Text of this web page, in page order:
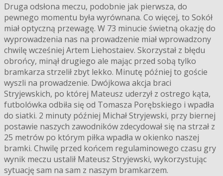
Druga odsłona meczu, podobnie jak pierwsza, do
pewnego momentu była wyrównana. Co więcej, to Sokół
miał optyczną przewagę. W 73 minucie świetną okazję do
wyprowadzenia nas na prowadzenie miał wprowadzony
chwilę wcześniej Artem Liehostaiev. Skorzystał z błędu
obrońcy, minął drugiego ale mając przed sobą tylko
bramkarza strzelił zbyt lekko. Minutę później to goście
wyszli na prowadzenie. Dwójkowa akcja braci
Stryjewskich, po której Mateusz uderzył z ostrego kąta,
futbolówka odbiła się od Tomasza Porębskiego i wpadła
do siatki. 2 minuty później Michał Stryjewski, przy biernej
postawie naszych zawodników zdecydował się na strzał z
25 metrów po którym piłka wpadła w okienko naszej
bramki. Chwilę przed końcem regulaminowego czasu gry
wynik meczu ustalił Mateusz Stryjewski, wykorzystując
sytuację sam na sam z naszym bramkarzem.